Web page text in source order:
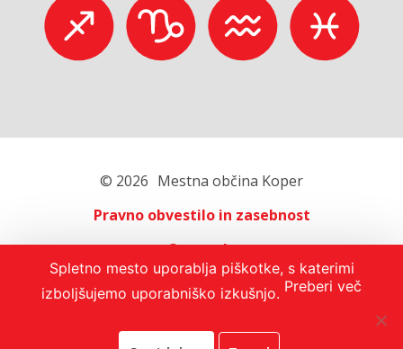
© 2026 Mestna občina Koper
Pravno obvestilo in zasebnost
O portalu
Oglaševanje
Spletno mesto uporablja piškotke, s katerimi
izboljšujemo uporabniško izkušnjo. Preberi več